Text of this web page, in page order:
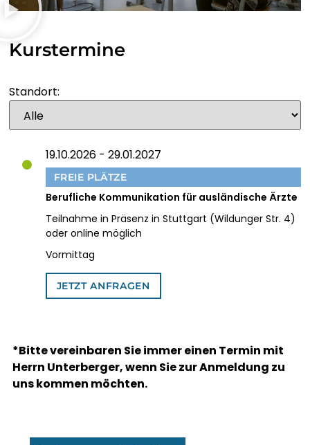
SUOMI
ᲥᲐᲠᲗᲣᲚᲘ
DEUTSCH
ΕΛΛΗΝΙΚΆ
ગુજરાતી
HARSHEN HAUSA
ŌLELO HAWAIʻI
Kurstermine
Standort:
19.10.2026 - 29.01.2027
FREIE PLÄTZE
Berufliche Kommunikation für ausländische Ärzte
Teilnahme in Präsenz in Stuttgart (Wildunger Str. 4)
oder online möglich
Vormittag
JETZT ANFRAGEN
*Bitte vereinbaren Sie immer einen Termin mit
Herrn Unterberger, wenn Sie zur Anmeldung zu
uns kommen möchten.